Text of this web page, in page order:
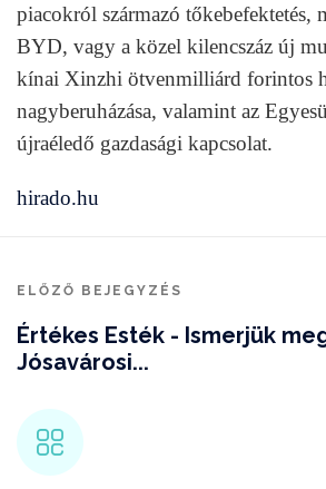
piacokról származó tőkebefektetés,
BYD, vagy a közel kilencszáz új
kínai Xinzhi ötvenmilliárd forintos
nagyberuházása, valamint az
újraéledő gazdasági kapcsolat.
hirado.hu
ELŐZŐ BEJEGYZÉS
Értékes Esték - Ismerjük
Jósavárosi...